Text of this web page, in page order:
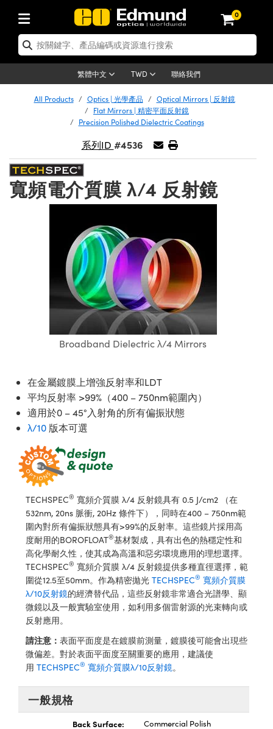
0
繁體中文 TWD 聯絡我們
| 光學產品
| 反射鏡
Diffusers | 窗鏡或擴散片
Optics | 偏振光學元件
| 分光鏡
| 繞射光柵
| 光學組装
Components | SCHOTT 光
| 紅外線光學產品
| 光纖
| 雷射光學
| 超快光學
Sputtering) Coated Optics |
濺鍍）鍍膜光學元件
Elements (DOE) | 繞射光
Optics | 雷射光學
| 雷射透鏡
| 超快光學
器
Assemblies | 雷射光學元件組
Shaping | 雷射光束整形
| 雷射分光鏡
| 雷射顯微鏡
Isolators | 晶體和隔離器
| 雷射偏光片
| 雷射稜鏡
| 光機組件
System | 光學籠式系統
Mounts | 台式光學安裝座
and Breadboards | 光學平臺
and Slides | 平臺和滑塊
| 光圈類
| 顯微鏡
| Mitutoyo 物鏡
| Olympus 物鏡
| ZEISS 物鏡
Upright Microscopes
Objectives | 有限共軛物鏡
| 反射物鏡
Objectives
Systems| 體視顯微鏡系統
Filters | 顯微鏡濾光片
Lenses | 變焦鏡頭模組
Targets | 顯微鏡標靶
Stage Micrometers | 刻劃板或
Mechanics | 顯微鏡用結構件
and Couplers | 中繼鏡或耦合鏡
Microscopes | 袖珍顯微鏡
放大鏡
| 雷射
and Electronics | 雷射
| 雷射防護
| 雷射配件
| 實驗室和生產線
Lenses | 成像鏡頭
Lenses | 定焦鏡頭
| 遠心鏡頭
(S-Mount Lenses) | M12 鏡頭 (S
Magnification Lenses
Objectives | 顯微鏡物鏡
Lenses for Harsh Environments
and Advanced
| 影視製作和高級攝影
Accessories | 成像鏡頭配件
| 相機
Cameras | Gigabit乙太網相
Cameras | Teledyne Dalsa
Microscopy Cameras
Cameras | Allied Vision 相機
| Basler 相機
Cameras | IDS 相機
Labs Cameras™ | Lucid Vision
and Optomechanics |
Interface Cameras | 高速接口相
| 模擬相機
| 成像系統
and Illumination | 照明
Lighting | 機器視覺光源
Lighting |顯微鏡照明
Lighting | 寬譜光源
Sources | 其他光源
Accessories | 光源配件
Targets | 測試板
Targets | 解析度測試板
Targets | 畸變測試版
& Stage Micrometers | 圖像
Level Test Targets | 色卡測試板
| USAF 測試版
and Detection | 測試與監測
| 光學度量
Solutions | 機器視覺方案
測器
and Roughness Standards | 表
Tools | 量測工具
and Detection
and Production | 實驗室和生產
| 清潔用品
Handling Tools | 零件夾持用品
| 光學膠
Products | Acktar 黑色吸
Accessories | UV固化設備
| 雷射防護
Production
應用選購
Imaging
Processing
By Brand
Development Systems
Optical Company
Components
Labs™
Gratings™
Products | 新品專區
Lenses
and Detection
| 清倉品
| 清倉光學產品
| 清倉光機組件
| 清倉顯微鏡
Lenses | 清倉成像鏡頭
| 清倉照明
and Detection
and Production | 清倉實驗室
Products | 重新認證產
| 重新認證光學產品
| 重新認證光機
| 重新認證雷射
| 重新認證顯微鏡
Lenses | 重新認證成像鏡
| 重新認證相機
| 重新認證照明
and Detection
All Products Optics | 光學產品
Optical Mirrors | 反射鏡
Flat Mirrors | 精密平面反射鏡
Precision Polished Dielectric Coatings
系列ID #4536
寬頻電介質膜 λ/4 反射鏡
Broadband Dielectric λ/4 Mirrors
在金屬鍍膜上增強反射率和LDT
平均反射率 >99%（400 – 750nm範圍內）
適用於0 – 45°入射角的所有偏振狀態
λ/10 版本可選
TECHSPEC® 寬頻介質膜 λ/4 反射鏡具有 0.5 J/cm2 （在
532nm, 20ns 脈衝, 20Hz 條件下），同時在400 – 750nm範
圍內對所有偏振狀態具有>99%的反射率。這些鏡片採用高
度耐用的BOROFLOAT®基材製成，具有出色的熱穩定性和
高化學耐久性，使其成為高溫和惡劣環境應用的理想選擇。
TECHSPEC® 寬頻介質膜 λ/4 反射鏡提供多種直徑選擇，範
圍從12.5至50mm。作為精密拋光 TECHSPEC® 寬頻介質膜
λ/10反射鏡的經濟替代品，這些反射鏡非常適合光譜學、顯
微鏡以及一般實驗室使用，如利用多個雷射源的光束轉向或
反射應用。
請注意： 表面平面度是在鍍膜前測量，鍍膜後可能會出現些
微偏差。對於表面平面度至關重要的應用，建議使
用 TECHSPEC® 寬頻介質膜λ/10反射鏡。
一般規格
Back Surface:
Commercial Polish